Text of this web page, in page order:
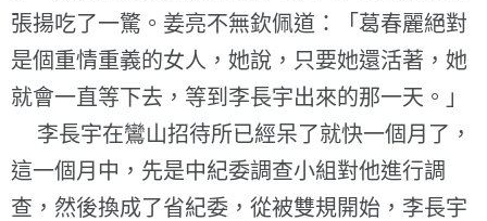
張揚吃了一驚。姜亮不無欽佩道：「葛春麗絕對
是個重情重義的女人，她說，只要她還活著，她
就會一直等下去，等到李長宇出來的那一天。」
李長宇在鸞山招待所已經呆了就快一個月了，
這一個月中，先是中紀委調查小組對他進行調
查，然後換成了省紀委，從被雙規開始，李長宇